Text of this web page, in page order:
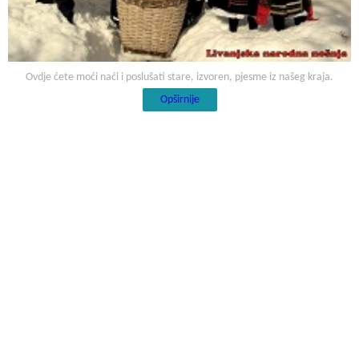
Ovdje ćete moći naći i poslušati stare, izvoren, pjesme iz našeg kraja.
Opširnije